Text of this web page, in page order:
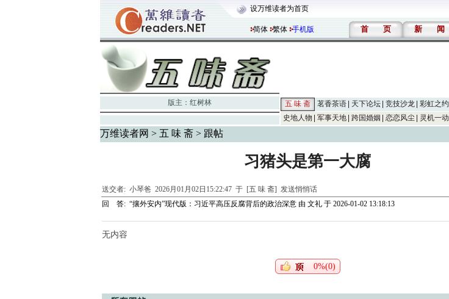
设万维读者为首页
简体 繁体 手机版 首 页 新 闻
版主： 红树林 五 味 斋 茗香茶语 天下论坛 竞技沙龙 彩虹之约
史地人物
军事天地 跨国婚姻 恋恋风尘 灵机一动
万维读者网 > 五 味 斋> 跟帖
习猪头是第一大腐
送交者: 小琴爸2026月01月02日15:22:47 于 [五 味 斋] 发送悄悄话
回 答: “攘外安内”现代版：习近平高压反腐背后的政治深意由 文礼于 2026-01-02 13:18:13
无内容
0%(0)